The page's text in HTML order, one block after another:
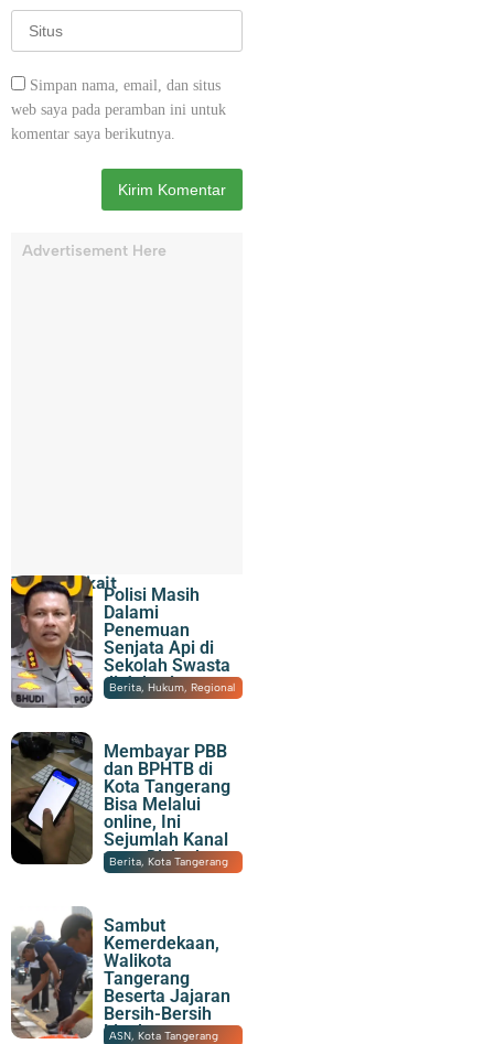
Simpan nama, email, dan situs
web saya pada peramban ini untuk
komentar saya berikutnya.
Advertisement Here
Topik Terkait
Polisi Masih
Dalami
Penemuan
Senjata Api di
Sekolah Swasta
di Jaksel
07/08/2026|22:07
Berita,Hukum,Regional
Membayar PBB
dan BPHTB di
Kota Tangerang
Bisa Melalui
online, Ini
Sejumlah Kanal
yang Disiapkan
07/08/2026|21:15
Berita,Kota Tangerang
Sambut
Kemerdekaan,
Walikota
Tangerang
Beserta Jajaran
Bersih-Bersih
Lingkungan
07/08/2026 |20:06
ASN,Kota Tangerang